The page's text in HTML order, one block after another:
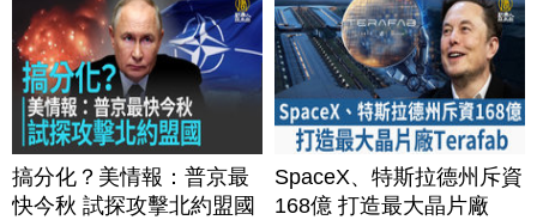
搞分化？美情報：普京最
快今秋 試探攻擊北約盟國
SpaceX、特斯拉德州斥資
168億 打造最大晶片廠